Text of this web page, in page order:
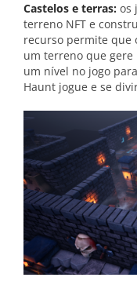
Castelos e terras: os
terreno NFT e
recurso permite que
um terreno que gere
um nível no jogo
Haunt jogue e se